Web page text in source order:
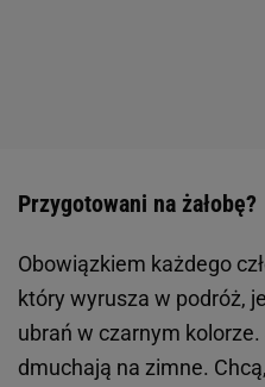
Przygotowani na żałobę?
Obowiązkiem każdego
który wyrusza w podróż,
ubrań w czarnym
dmuchają na zimne.